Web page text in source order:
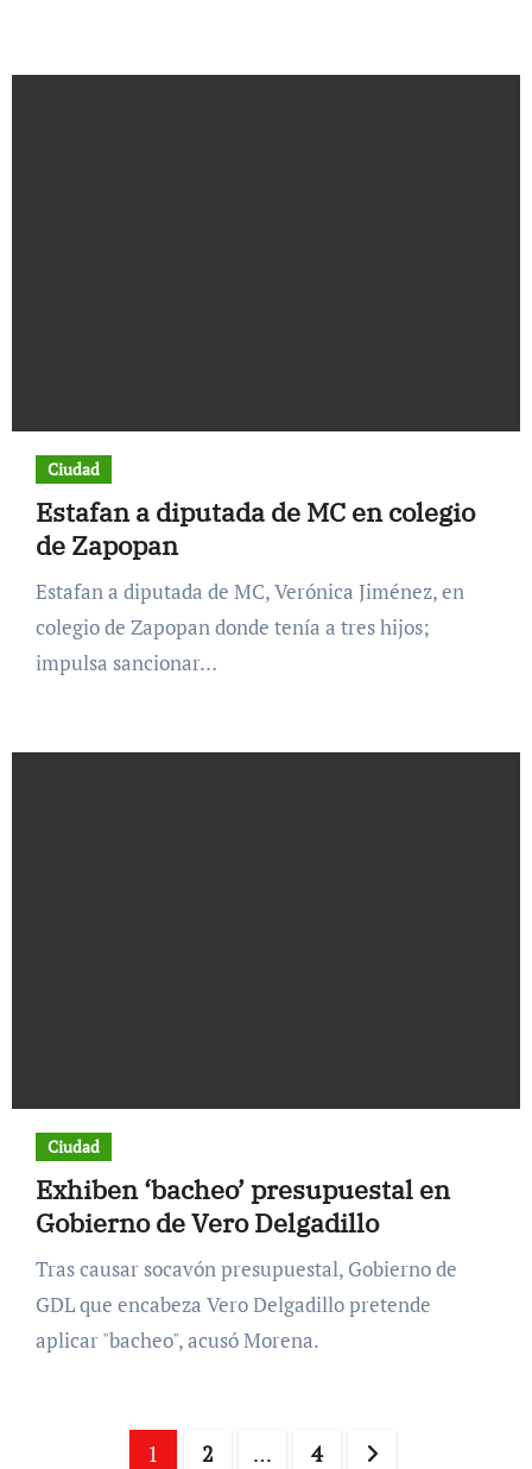
Ciudad
Estafan a diputada de MC en colegio
de Zapopan
Estafan a diputada de MC, Verónica Jiménez, en
colegio de Zapopan donde tenía a tres hijos;
impulsa sancionar…
Ciudad
Exhiben ‘bacheo’ presupuestal en
Gobierno de Vero Delgadillo
Tras causar socavón presupuestal, Gobierno de
GDL que encabeza Vero Delgadillo pretende
aplicar "bacheo", acusó Morena.
Paginación
1 2 … 4